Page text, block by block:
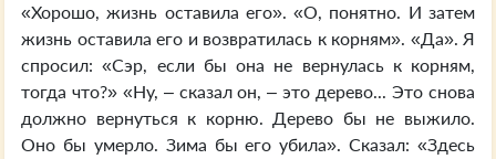
«Хорошо, жизнь оставила его». «О, понятно. И затем
жизнь оставила его и возвратилась к корням». «Да». Я
спросил: «Сэр, если бы она не вернулась к корням,
тогда что?» «Ну, – сказал он, – это дерево... Это снова
должно вернуться к корню. Дерево бы не выжило.
Оно бы умерло. Зима бы его убила». Сказал: «Здесь